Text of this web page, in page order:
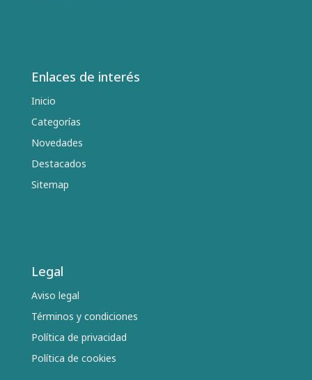
Enlaces de interés
Inicio
Categorías
Novedades
Destacados
Sitemap
Legal
Aviso legal
Términos y condiciones
Política de privacidad
Política de cookies